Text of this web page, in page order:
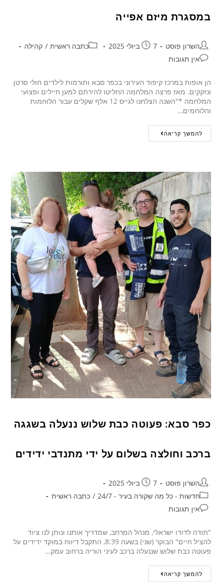
במסגרת מיזם אפייה
השרון פוסט 7 ביולי 2025 כתבה ראשית / קהילה
אין תגובות
הן אופות במרכז קיפוד העירוני בכפר סבא ותורמות לילדים חולי סרטן
ונזקקים. מאז פרצה המלחמה החליטו להירתם למען חיילים ופצועי
המלחמה *"השנה הצלחנו לגייס 12 אלף שקלים עבור הלוחמות
והלוחמים…
להמשך קריאה
כפר סבא: פעוטה כבת שלוש ננעלה בשגגה
ברכב וחולצה בשלום על ידי מתנדבי ידידים
השרון פוסט
7 ביולי 2025
חדשות - כל מה שקורה בעיר - 24/7
/ כתבה ראשית
אין תגובות
"תודה לדודו ישראלי, מנהל המרחב, שמדריך אותנו ונותן לנו ציוד
להציל חיים" הבוקר (שני) בשעה 8:39, התקבל דיווח במוקד ידידים על
פעוטה כבת שלוש שננעלה ברכב לעיני הוריה ברחוב עמק…
להמשך קריאה